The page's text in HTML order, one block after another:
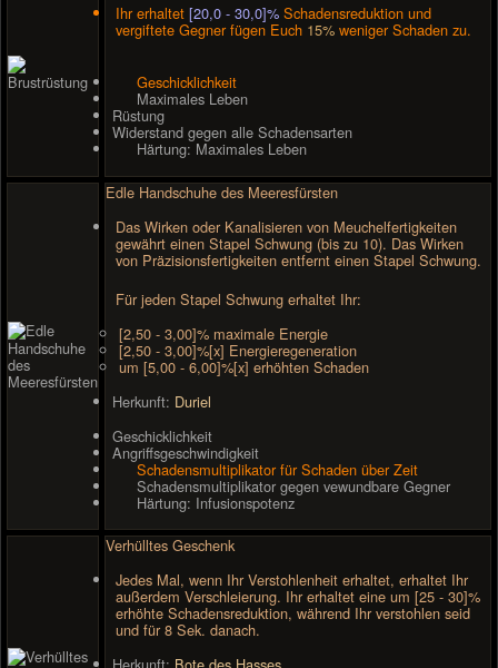
Ihr erhaltet[20,0 - 30,0]% Schadensreduktion und
vergiftete Gegner fügen Euch 15% weniger Schaden zu.
Geschicklichkeit
Maximales Leben
Rüstung
Widerstand gegen alle Schadensarten
Härtung: Maximales Leben
Edle Handschuhe des Meeresfürsten
Das Wirken oder Kanalisieren von Meuchelfertigkeiten
gewährt einen Stapel Schwung (bis zu 10). Das Wirken
von Präzisionsfertigkeiten entfernt einen Stapel Schwung.
Für jeden Stapel Schwung erhaltet Ihr:
[2,50 - 3,00]% maximale Energie
[2,50 - 3,00]%[x] Energieregeneration
um [5,00 - 6,00]%[x] erhöhten Schaden
Herkunft: Duriel
Geschicklichkeit
Angriffsgeschwindigkeit
Schadensmultiplikator für Schaden über Zeit
Schadensmultiplikator gegen vewundbare Gegner
Härtung: Infusionspotenz
Verhülltes Geschenk
Jedes Mal, wenn Ihr Verstohlenheit erhaltet, erhaltet Ihr
außerdem Verschleierung. Ihr erhaltet eine um [25 - 30]%
erhöhte Schadensreduktion, während Ihr verstohlen seid
und für 8 Sek. danach.